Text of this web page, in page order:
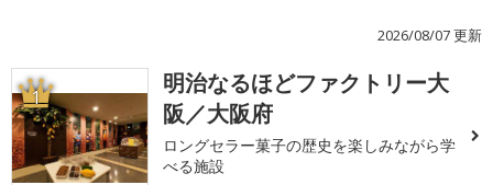
2026/08/07 更新
1
明治なるほどファクトリー大
阪／大阪府
ロングセラー菓子の歴史を楽しみながら学
べる施設